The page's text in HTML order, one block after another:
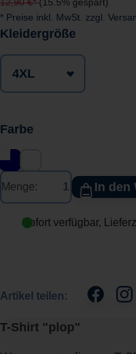
* Preise inkl. MwSt. zzgl.
Kleidergröße
Farbe
Menge: In den
Sofort verfügbar,
Artikel teilen:
T-Shirt "plop"